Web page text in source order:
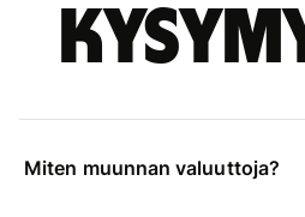
Miten muunnan valuuttoja?